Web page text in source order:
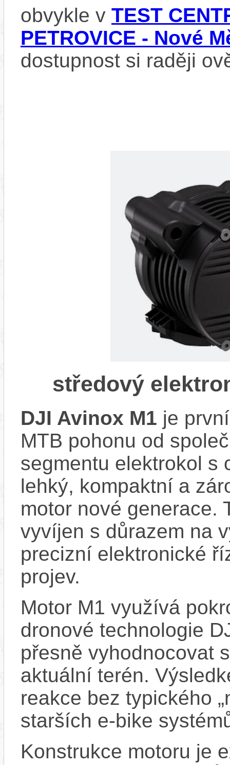
obvykle v TEST
PETROVICE - Nové
dostupnost si raději
středový
DJI Avinox M1 je
MTB pohonu od
segmentu elektrokol s
lehký, kompaktní a
motor nové generace.
vyvíjen s důrazem na
precizní elektronické
projev.
Motor M1 využívá
dronové technologie
přesně vyhodnocovat
aktuální terén.
reakce bez typického
starších e-bike
Konstrukce motoru je